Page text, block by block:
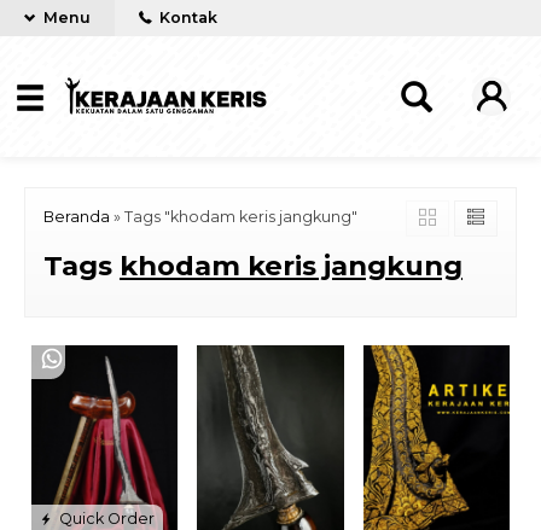
Menu Kontak
Beranda » Tags "khodam keris jangkung"
Tags khodam keris jangkung
Quick Order